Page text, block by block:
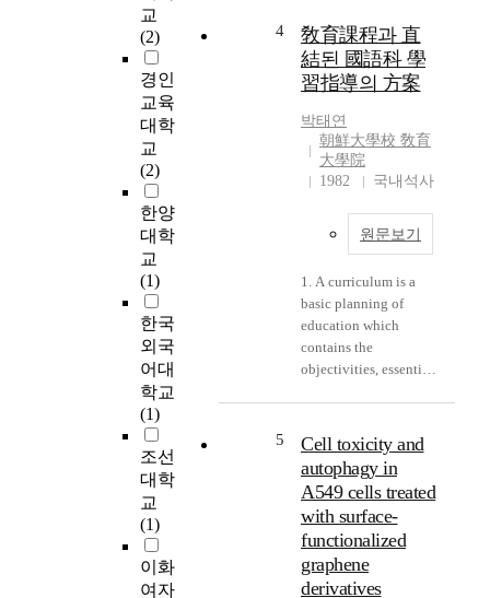
교
(2)
경인
교육
대학
교
(2)
한양
대학
교
(1)
한국
외국
어대
학교
(1)
조선
대학
교
(1)
이화
여자
4
敎育課程과 直
結된 國語科 學
習指導의 方案
박태연
朝鮮大學校 敎育
大學院
1982
국내석사
원문보기
1. A curriculum is a
basic planning of
education which
contains the
objectivities, essentials
hours and essential
learning activities.
Therefore, Korean
language curriculum is
a basic project for
Korean language
education and one of
the branches of many
5
Cell toxicity and
autophagy in
A549 cells treated
with surface-
functionalized
graphene
derivatives